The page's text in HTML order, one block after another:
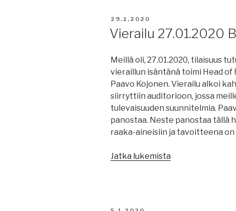
JULKAISTU
29.1.2020
Vierailu 27.01.2020
Meillä oli, 27.01.2020, tilaisuus
vieraillun isäntänä toimi Head
Paavo Kojonen. Vierailu alkoi
siirryttiin auditorioon, jossa
tulevaisuuden suunnitelmia.
panostaa. Neste panostaa tällä
raaka-aineisiin ja tavoitteena on
Jatka lukemista